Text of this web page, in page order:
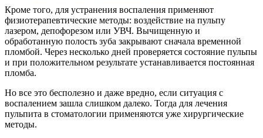
Кроме того, для устранения воспаления применяют
физиотерапевтические методы: воздействие на пульпу
лазером, депофорезом или УВЧ. Вычищенную и
обработанную полость зуба закрывают сначала временной
пломбой. Через несколько дней проверяется состояние пульпы
и при положительном результате устанавливается постоянная
пломба.
Но все это бесполезно и даже вредно, если ситуация с
воспалением зашла слишком далеко. Тогда для лечения
пульпита в стоматологии применяются уже хирургические
методы.